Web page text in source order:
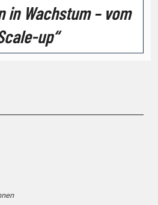
in Wachstum – vom
up“